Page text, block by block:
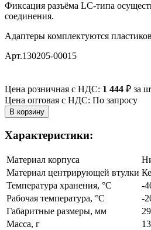
Фиксация разъёма LC-типа
соединения.
Адаптеры комплектуются
Арт.130205-00015
Цена розничная с НДС: 1 444 ₽ за
Цена оптовая с НДС: По запросу
Характеристики:
Материал корпуса
Материал центрирующей втулки
Температура хранения, °C
-
Рабочая температура, °C
-
Габаритные размеры, мм
Масса, г
13